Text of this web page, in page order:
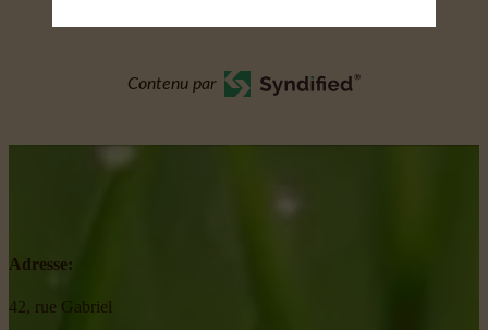
Contenu par
Adresse:
42, rue Gabriel